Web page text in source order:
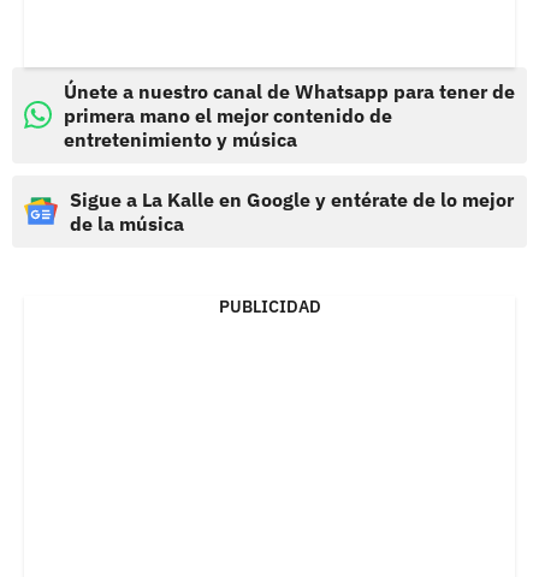
Únete a nuestro canal de Whatsapp para tener de
primera mano el mejor contenido de
entretenimiento y música
Sigue a La Kalle en Google y entérate de lo mejor
de la música
PUBLICIDAD